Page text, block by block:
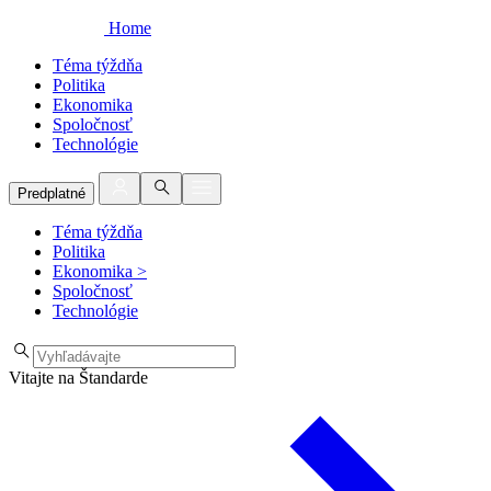
Home
Téma týždňa
Politika
Ekonomika
Spoločnosť
Technológie
Predplatné
Téma týždňa
Politika
Ekonomika >
Spoločnosť
Technológie
Vitajte na Štandarde